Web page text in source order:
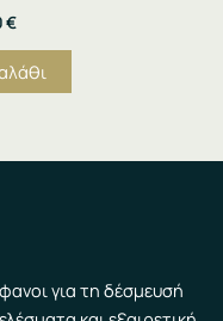
€
για τη δέσμευσή